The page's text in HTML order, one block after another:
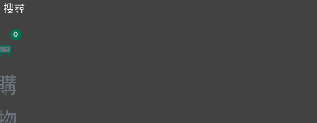
搜尋
0